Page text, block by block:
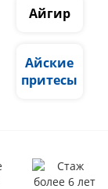
Айгир
Айские
притесы